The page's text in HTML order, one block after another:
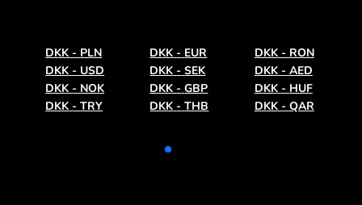
DKK - PLN DKK - EUR DKK - RON
DKK - USD DKK - SEK DKK - AED
DKK - NOK DKK - GBP DKK - HUF
DKK - TRY DKK - THB DKK - QAR